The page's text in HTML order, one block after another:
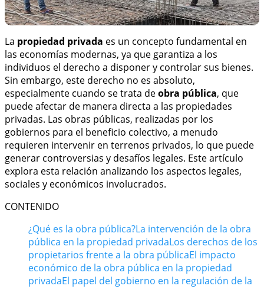
La propiedad privada es un concepto fundamental en
las economías modernas, ya que garantiza a los
individuos el derecho a disponer y controlar sus bienes.
Sin embargo, este derecho no es absoluto,
especialmente cuando se trata deobra pública, que
puede afectar de manera directa a las propiedades
privadas. Las obras públicas, realizadas por los
gobiernos para el beneficio colectivo, a menudo
requieren intervenir en terrenos privados, lo que puede
generar controversias y desafíos legales. Este artículo
explora esta relación analizando los aspectos legales,
sociales y económicos involucrados.
CONTENIDO
¿Qué es la obra pública?La intervención de la obra
pública en la propiedad privadaLos derechos de los
propietarios frente a la obra públicaEl impacto
económico de la obra pública en la propiedad
privadaEl papel del gobierno en la regulación de la